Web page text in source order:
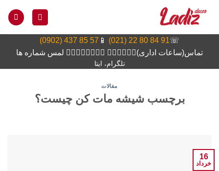
☏
91 84 80 22 (021)
📱
57 85 437 (0902)
تماس(ساعات اداری)👆🏻👆🏻👆🏻 👆🏻👆🏻👆🏻👆🏻 لمس شماره ها
تلگرام، ایتا
مقالات
برچسب شیشه مات کن چیست؟
16
خرداد